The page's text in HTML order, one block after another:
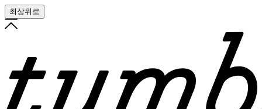
최상위로